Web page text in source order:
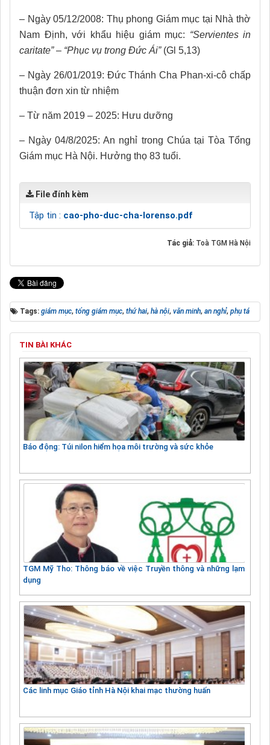
– Ngày 05/12/2008: Thụ phong Giám mục tại Nhà thờ
Nam Định, với khẩu hiệu giám mục: “Servientes in
caritate”– “Phục vụ trong Đức Ái”(Gl 5,13)
– Ngày 26/01/2019: Đức Thánh Cha Phan-xi-cô chấp
thuận đơn xin từ nhiệm
– Từ năm 2019 – 2025: Hưu dưỡng
– Ngày 04/8/2025: An nghỉ trong Chúa tại Tòa Tổng
Giám mục Hà Nội. Hưởng thọ 83 tuổi.
File đính kèm
Tập tin : cao-pho-duc-cha-lorenso.pdf
Tác giả: Toà TGM Hà Nội
Tags: giám mục, tổng giám mục, thứ hai, hà nội, văn minh, an nghỉ, phụ tá
TIN BÀI KHÁC
Báo động: Túi nilon hiểm họa môi trường và sức khỏe
TGM Mỹ Tho: Thông báo về việc Truyền thông và những lạm
dụng
Các linh mục Giáo tỉnh Hà Nội khai mạc thường huấn